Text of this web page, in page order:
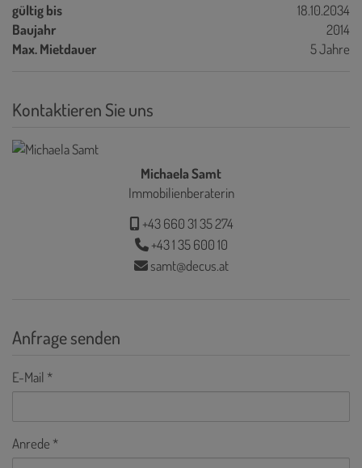
gültig bis
18.10.2034
Baujahr
2014
Max. Mietdauer
5 Jahre
Kontaktieren Sie uns
Michaela Samt
Immobilienberaterin
+43 660 31 35 274
+43 1 35 600 10
samt@decus.at
Anfrage senden
E-Mail
Anrede